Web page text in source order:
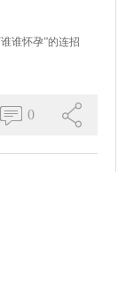
谁怀孕”的连招
0